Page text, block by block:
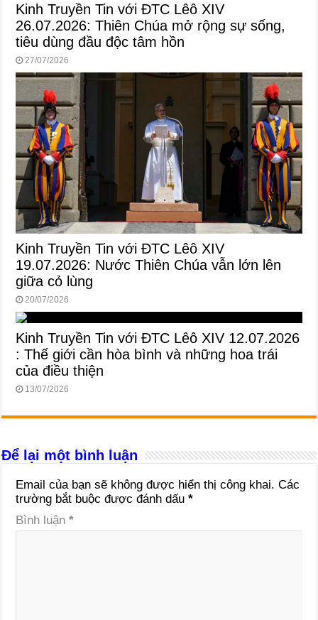
Kinh Truyền Tin với ĐTC Lêô XIV
26.07.2026: Thiên Chúa mở rộng sự sống,
tiêu dùng đầu độc tâm hồn
27/07/2026
Kinh Truyền Tin với ĐTC Lêô XIV
19.07.2026: Nước Thiên Chúa vẫn lớn lên
giữa cỏ lùng
20/07/2026
Kinh Truyền Tin với ĐTC Lêô XIV 12.07.2026
: Thế giới cần hòa bình và những hoa trái
của điều thiện
13/07/2026
Để lại một bình luận
Email của bạn sẽ không được hiển thị công khai. Các
trường bắt buộc được đánh dấu*
Bình luận*